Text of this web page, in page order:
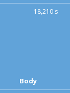
18,210 s
Body